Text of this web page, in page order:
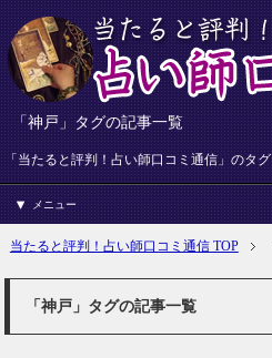
「神戸」タグの記事一覧
「当たると評判！占い師口コミ通信」のタ
メニュー
当たると評判！占い師口コミ通信 TOP
「神戸」タグの記事一覧